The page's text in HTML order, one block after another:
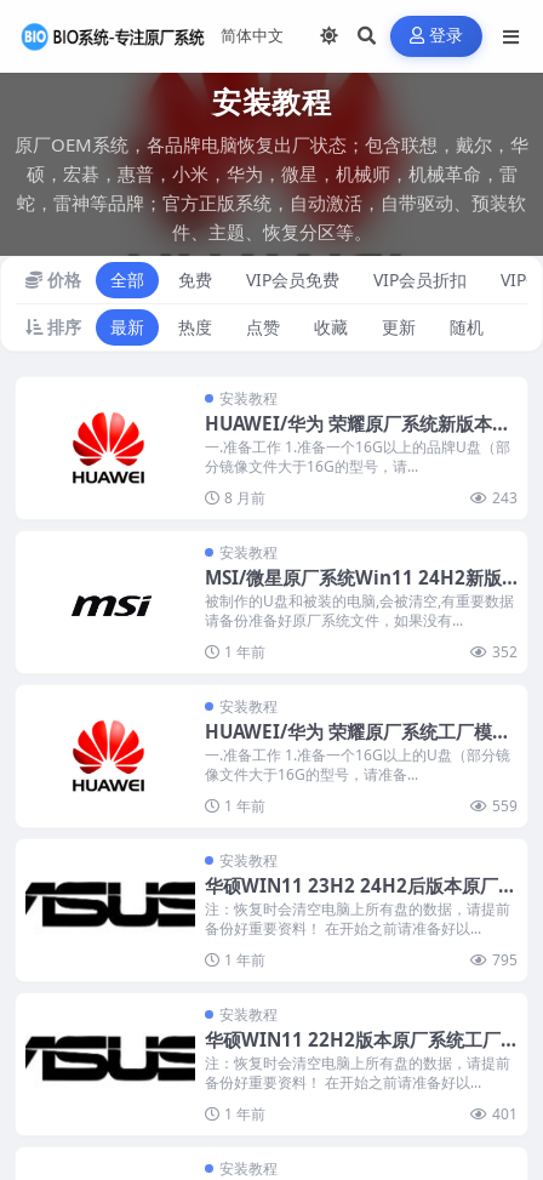
登录
安装教程
原厂OEM系统，各品牌电脑恢复出厂状态；包含联想，戴尔，华
硕，宏碁，惠普，小米，华为，微星，机械师，机械革命，雷
蛇，雷神等品牌；官方正版系统，自动激活，自带驱动、预装软
件、主题、恢复分区等。
价格 全部 免费 VIP会员免费 VIP会员折扣 VIP
排序 最新 热度 点赞 收藏 更新 随机
安装教程
HUAWEI/华为 荣耀原厂系统新版本工
厂模式安装教程
一.准备工作 1.准备一个16G以上的品牌U盘（部
分镜像文件大于16G的型号，请...
8 月前
243
安装教程
MSI/微星原厂系统Win11 24H2新版
引导安装教程
被制作的U盘和被装的电脑,会被清空,有重要数据
请备份准备好原厂系统文件，如果没有...
1 年前
352
安装教程
HUAWEI/华为 荣耀原厂系统工厂模式
安装教程
一.准备工作 1.准备一个16G以上的U盘（部分镜
像文件大于16G的型号，请准备...
1 年前
559
安装教程
华硕WIN11 23H2 24H2后版本原厂系
统工厂模式安装教程
注：恢复时会清空电脑上所有盘的数据，请提前
备份好重要资料！ 在开始之前请准备好以...
1 年前
795
安装教程
华硕WIN11 22H2版本原厂系统工厂
模式安装教程
注：恢复时会清空电脑上所有盘的数据，请提前
备份好重要资料！ 在开始之前请准备好以...
1 年前
401
安装教程